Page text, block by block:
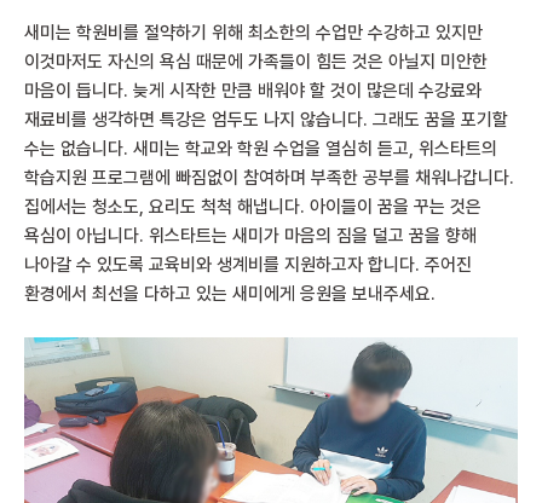
새미는 학원비를 절약하기 위해 최소한의 수업만 수강하고 있지만
이것마저도 자신의 욕심 때문에 가족들이 힘든 것은 아닐지 미안한
마음이 듭니다. 늦게 시작한 만큼 배워야 할 것이 많은데 수강료와
재료비를 생각하면 특강은 엄두도 나지 않습니다. 그래도 꿈을 포기할
수는 없습니다. 새미는 학교와 학원 수업을 열심히 듣고, 위스타트의
학습지원 프로그램에 빠짐없이 참여하며 부족한 공부를 채워나갑니다.
집에서는 청소도, 요리도 척척 해냅니다. 아이들이 꿈을 꾸는 것은
욕심이 아닙니다. 위스타트는 새미가 마음의 짐을 덜고 꿈을 향해
나아갈 수 있도록 교육비와 생계비를 지원하고자 합니다. 주어진
환경에서 최선을 다하고 있는 새미에게 응원을 보내주세요.